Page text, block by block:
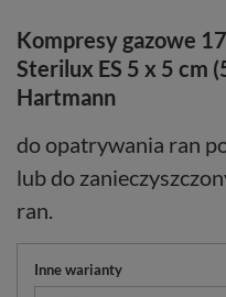
Kompresy gazowe
Sterilux ES 5 x 5 cm
Hartmann
do opatrywania ran
lub do
ran.
Inne warianty